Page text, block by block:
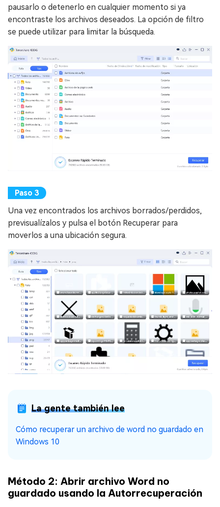
pausarlo o detenerlo en cualquier momento si ya
encontraste los archivos deseados. La opción de filtro
se puede utilizar para limitar la búsqueda.
Una vez encontrados los archivos borrados/perdidos,
previsualízalos y pulsa el botón Recuperar para
moverlos a una ubicación segura.
La gente también lee
Cómo recuperar un archivo de word no guardado en
Windows 10
Método 2: Abrir archivo Word no
guardado usando la Autorrecuperación